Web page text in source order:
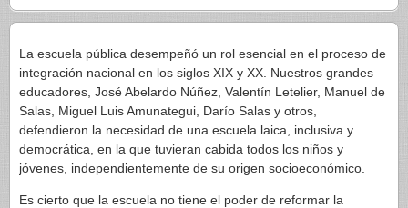
La escuela pública desempeñó un rol esencial en el proceso de
integración nacional en los siglos XIX y XX. Nuestros grandes
educadores, José Abelardo Núñez, Valentín Letelier, Manuel de
Salas, Miguel Luis Amunategui, Darío Salas y otros,
defendieron la necesidad de una escuela laica, inclusiva y
democrática, en la que tuvieran cabida todos los niños y
jóvenes, independientemente de su origen socioeconómico.
Es cierto que la escuela no tiene el poder de reformar la